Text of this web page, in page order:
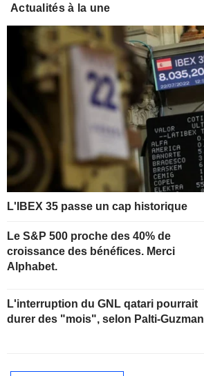
Actualités à la une
L'IBEX 35 passe un cap historique
Le S&P 500 proche des 40% de
croissance des bénéfices. Merci
Alphabet.
L'interruption du GNL qatari pourrait
durer des "mois", selon Palti-Guzman